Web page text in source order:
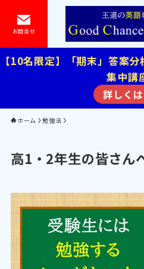
お問合せ
【10名限定】「期末」答案
集中講
詳しく
ホーム 勉強法
高1・2年生の皆さん